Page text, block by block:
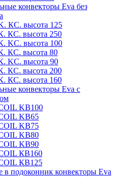
конвекторы Eva без
КС. высота 125
КС. высота 250
KС. высота 100
КС. высота 80
KC. высота 90
КС. высота 200
КС. высота 160
конвекторы Eva с
KB100
KB65
KB75
KB80
KB90
КВ160
КВ125
в подоконник конвекторы Eva